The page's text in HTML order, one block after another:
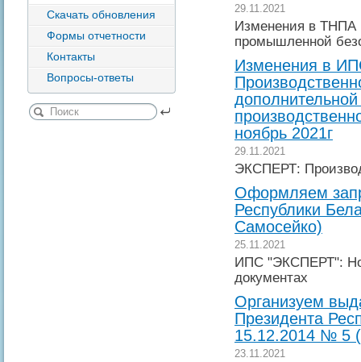
Скачать обновления
Формы отчетности
Контакты
Вопросы-ответы
29.11.2021
Изменения в ТНПА
промышленной
Изменения в
ноябрь 2021г
29.11.2021
ЭКСПЕРТ:
Оформляем
Республики
Самосейко)
25.11.2021
ИПС "ЭКСПЕРТ":
документах
Организуем
Президента
15.12.2014 № 5
23.11.2021